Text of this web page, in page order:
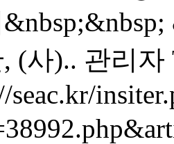
(사).. 관리자
seac.kr/